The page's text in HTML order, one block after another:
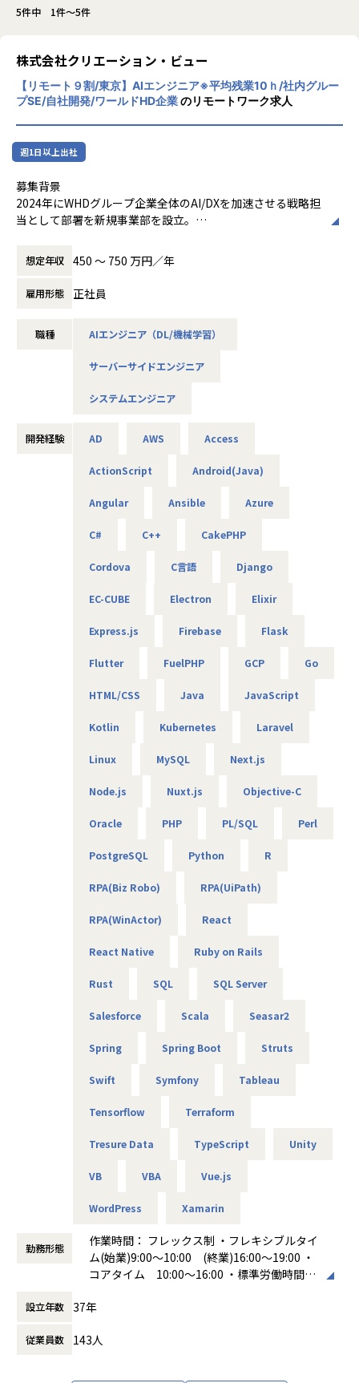
5件中 1件～5件
株式会社クリエーション・ビュー
【リモート９割/東京】AIエンジニア※平均残業10ｈ/社内グルー
プSE/自社開発/ワールドHD企業のリモートワーク求人
週1日以上出社
募集背景
2024年にWHDグループ企業全体のAI/DXを加速させる戦略担
当として部署を新規事業部を設立。
える多様なビジネス課題に対し、AIを活用したシステム開発
を通じて事業価値の最大化に貢献しています。また外部クラ
イアントの案件も拡大中です。
現在、当部署は10名超の精鋭でAI/DX事業のシステム開発を
ーズは急速に拡大しており、さらなる事業拡大に向けて増員
AIやDXの知見は問わず、ご興味と意欲のある方にぜひ参画い
・大手企業、グループ会社に向けたAIソリューションの開発
・AWSやPythonを用いたAIアプリケーションの作成
・データ基盤の構築並びにデータ活用によるDX化の提案
・RAG機能を搭載した、(閉域接続可能な)生成AIの開発
・鉄道会社向け、AIを活用した需要予測とシステム開発
・WEB広告最適化に向けたデータ分析、PoC開発 など
当社は社長を含め、社員構成の9割以上がエンジニアです。
りたい」という想いを込めて創業したため、
働き方を考慮して下記環境を用意しています。
・9割以上がリモート（年に数回程度の出社メンバーも）
・有給消化日数は18.5日（夏季休暇含む）
【業務の変更の範囲】
想定年収 450 〜 750 万円／年
雇用形態 正社員
職種 AIエンジニア（DL/機械学習）
サーバーサイドエンジニア
システムエンジニア
開発経験 AD AWS Access
ActionScript Android(Java)
Angular Ansible Azure
C# C++ CakePHP
Cordova C言語 Django
EC-CUBE Electron Elixir
Express.js Firebase Flask
Flutter FuelPHP GCP Go
HTML/CSS Java JavaScript
Kotlin Kubernetes Laravel
Linux MySQL Next.js
Node.js Nuxt.js Objective-C
Oracle PHP PL/SQL Perl
PostgreSQL Python R
RPA(Biz Robo) RPA(UiPath)
RPA(WinActor) React
React Native Ruby on Rails
Rust SQL SQL Server
Salesforce Scala Seasar2
Spring Spring Boot Struts
Swift Symfony Tableau
Tensorflow Terraform
Tresure Data TypeScript Unity
VB VBA Vue.js
WordPress Xamarin
勤務形態
作業時間： フレックス制 ・フレキシブルタイ
ム(始業)9:00～10:00 (終業)16:00～19:00 ・
コアタイム 10:00～16:00 ・標準労働時間
働き方：
休憩時間： 60分
設立年数 37年
従業員数 143人